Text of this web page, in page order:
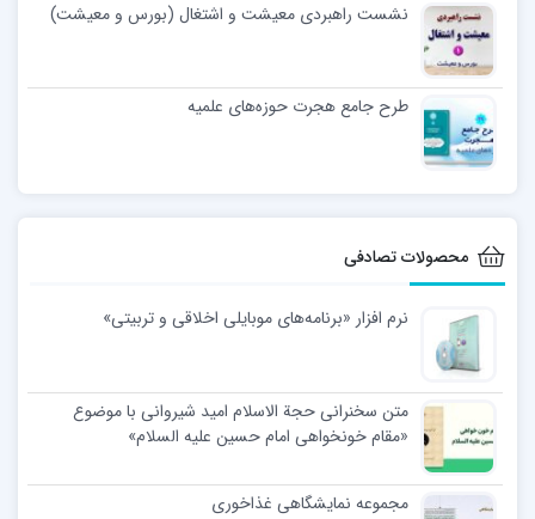
نشست راهبردی معیشت و اشتغال (بورس و معیشت)
طرح جامع هجرت حوزه‌های علمیه
محصولات تصادفی
نرم افزار «برنامه‌های موبایلی اخلاقی و تربیتی»
متن سخنرانی حجة الاسلام امید شیروانی با موضوع
«مقام خونخواهی امام حسین علیه السلام»
مجموعه نمایشگاهی غذاخوری